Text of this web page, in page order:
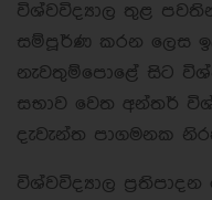
විශ්වවිද්‍යාල තුළ
සම්පූර්ණ කරන ලෙස
නැවතුම්පොළේ සිට
සභාව වෙත අන්තර්
දැවැන්ත පාගමනක
විශ්වවිද්‍යාල